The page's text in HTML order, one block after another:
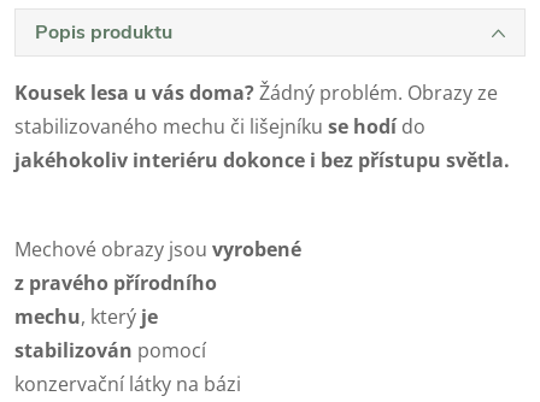
Popis produktu
Kousek lesa u vás doma?Žádný problém. Obrazy ze
stabilizovaného mechu či lišejníku se hodído
jakéhokoliv interiéru dokonce i bez přístupu světla.
Mechové obrazy jsou vyrobené
z pravého přírodního
mechu, který je
stabilizován pomocí
konzervační látky na bázi